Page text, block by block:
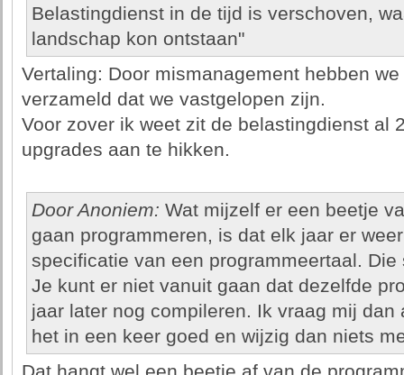
Belastingdienst in de tijd is verschoven,
landschap kon ontstaan"
Vertaling: Door mismanagement hebben
verzameld dat we vastgelopen zijn.
Voor zover ik weet zit de belastingdienst al
upgrades aan te hikken.
Door Anoniem: Wat mijzelf er een beetje
gaan programmeren, is dat elk jaar er
specificatie van een programmeertaal.
Je kunt er niet vanuit gaan dat dezelfde
jaar later nog compileren. Ik vraag mij dan
het in een keer goed en wijzig dan niets